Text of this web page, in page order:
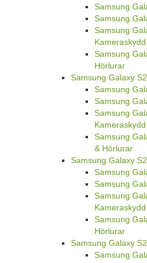
Samsung
Samsung
Samsung
Kameraskydd
Samsung
Hörlurar
Samsung Galaxy
Samsung
Samsung
Samsung
Kameraskydd
Samsung
& Hörlurar
Samsung Galaxy
Samsung
Samsung
Samsung
Kameraskydd
Samsung
Hörlurar
Samsung Galaxy
Samsung